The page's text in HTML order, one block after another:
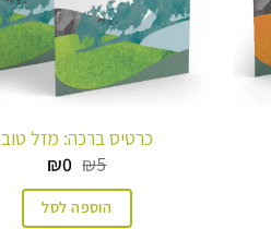
כרטיס ברכה: מזל טוב
₪5 המחיר
היה:
₪5.
₪0 המחיר
הוא:
₪0.הוספה לסל